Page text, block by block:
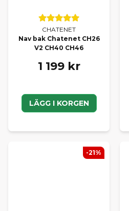
CHATENET
Nav bak Chatenet CH26
V2 CH40 CH46
1 199 kr
LÄGG I KORGEN
-21%